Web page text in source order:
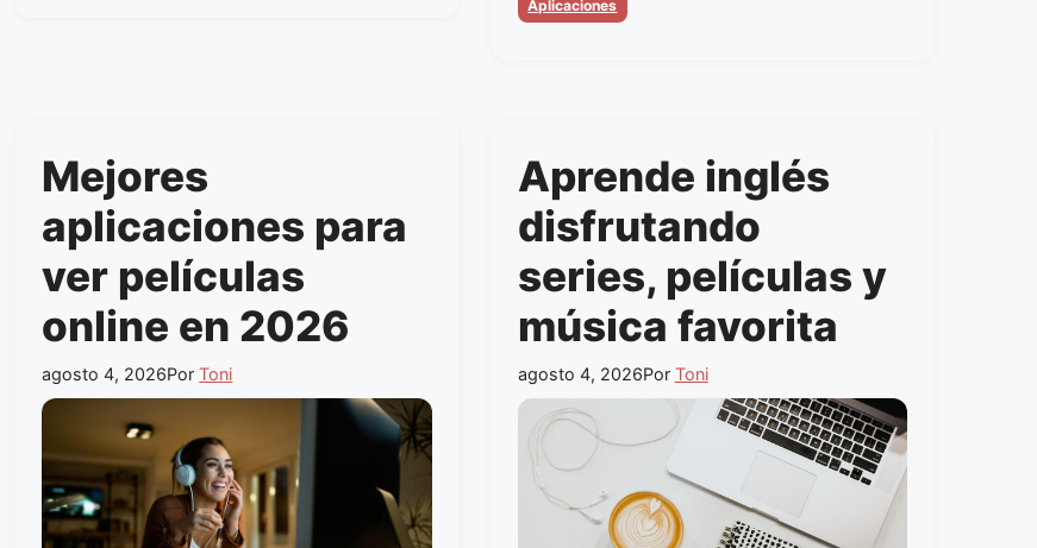
Aplicaciones
Mejores
aplicaciones para
ver películas
online en 2026
agosto 4, 2026PorToni
Aprende inglés
disfrutando
series, películas y
música favorita
agosto 4, 2026Por Toni